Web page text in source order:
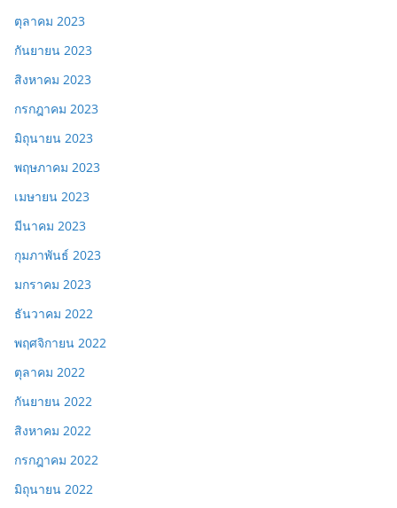
ตุลาคม 2023
กันยายน 2023
สิงหาคม 2023
กรกฎาคม 2023
มิถุนายน 2023
พฤษภาคม 2023
เมษายน 2023
มีนาคม 2023
กุมภาพันธ์ 2023
มกราคม 2023
ธันวาคม 2022
พฤศจิกายน 2022
ตุลาคม 2022
กันยายน 2022
สิงหาคม 2022
กรกฎาคม 2022
มิถุนายน 2022